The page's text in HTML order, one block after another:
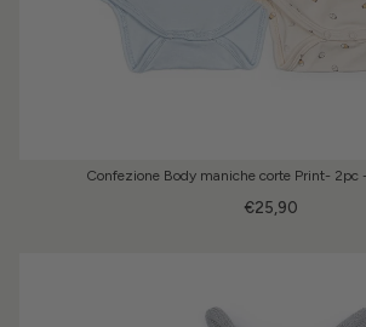
Confezione Body maniche corte Print- 2pc
€25,90